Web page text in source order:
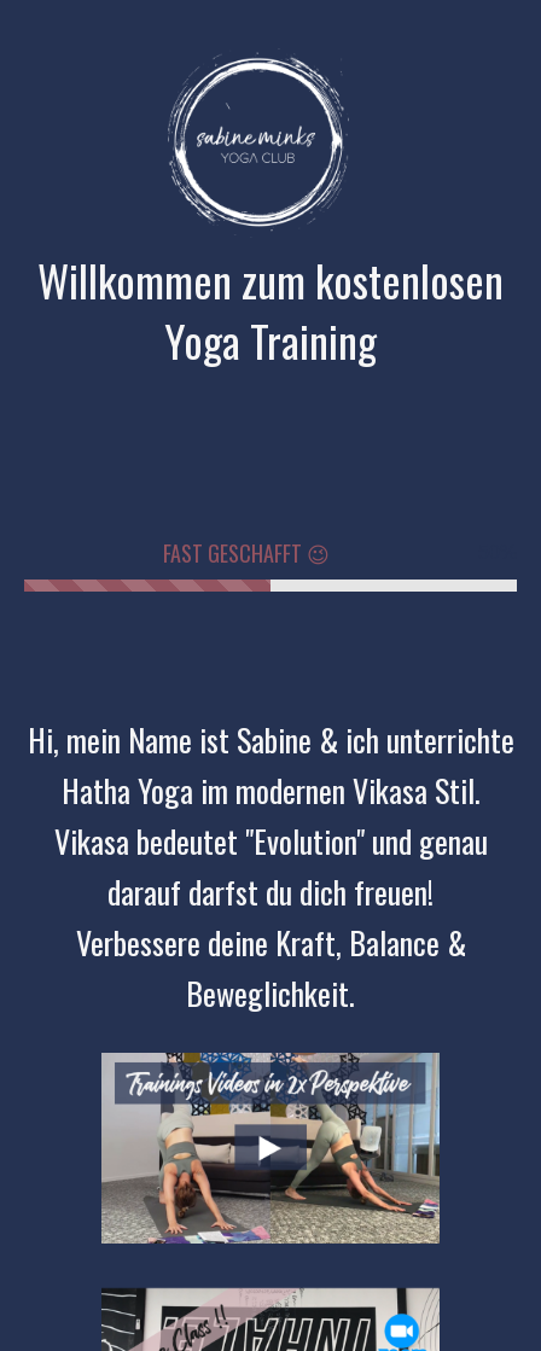
Willkommen zum kostenlosen
Yoga Training
FAST GESCHAFFT 😉
Hi, mein Name ist Sabine & ich unterrichte
Hatha Yoga im modernen Vikasa Stil.
Vikasa bedeutet "Evolution" und genau
darauf darfst du dich freuen!
Verbessere deine Kraft, Balance &
Beweglichkeit.